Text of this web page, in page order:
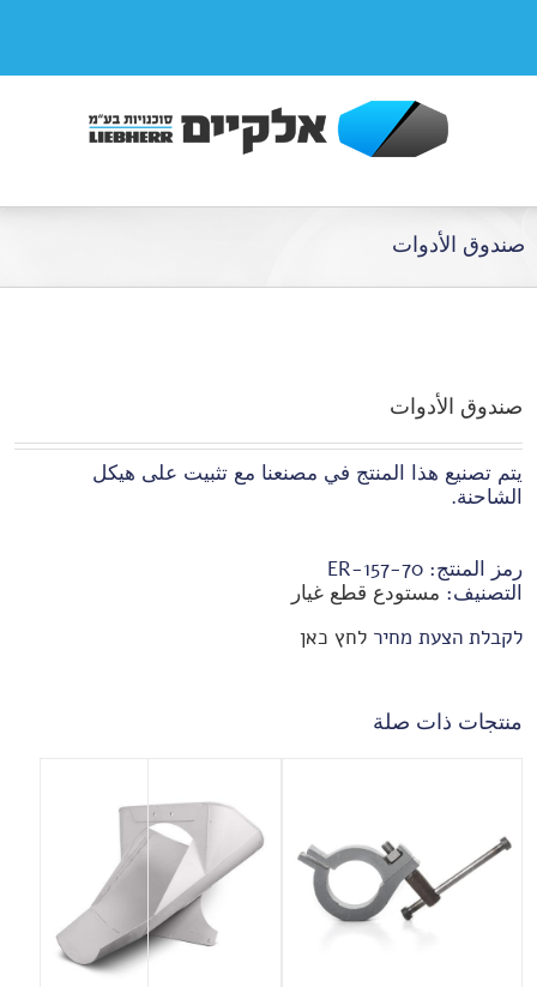
صندوق الأدوات
صندوق الأدوات
يتم تصنيع هذا المنتج في مصنعنا مع تثبيت على هيكل
الشاحنة.
رمز المنتج: 70-ER-157
التصنيف: مستودع قطع غيار
לקבלת הצעת מחיר לחץ כאן
منتجات ذات صلة